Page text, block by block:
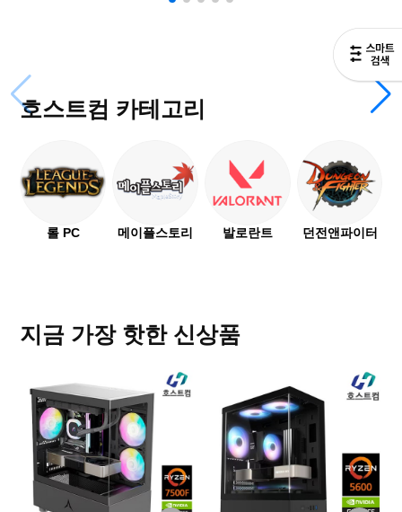
인텔 i5 14400F + RTX 5060 게이밍 조립
라이젠7 9700X + RTX 5070 Ti 게이밍 조
립컴퓨터
SOLD OUT
호스트컴 카테고리
롤 PC 메이플스토리 발로란트 던전앤파이터
지금 가장 핫한 신상품